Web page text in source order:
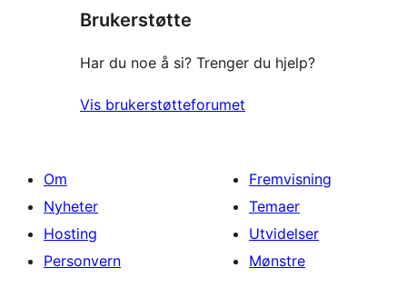
reviews
Brukerstøtte
Har du noe å si? Trenger du hjelp?
Vis brukerstøtteforumet
Om
Nyheter
Hosting
Personvern
Fremvisning
Temaer
Utvidelser
Mønstre